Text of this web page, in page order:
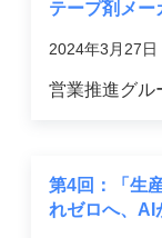
テープ剤メー
2024年3月27日
営業推進グル
第4回：「生
れゼロへ、AI